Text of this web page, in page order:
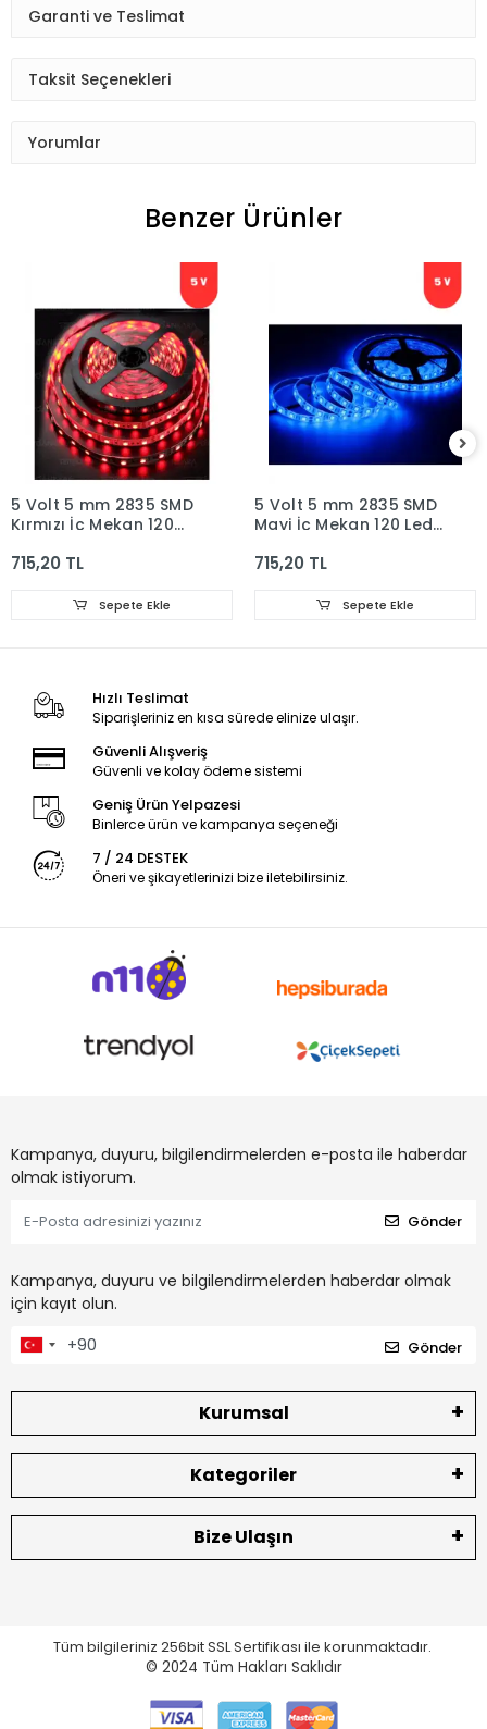
Garanti ve Teslimat
Taksit Seçenekleri
Yorumlar
Benzer Ürünler
5 Volt 5 mm 2835 SMD
Kırmızı İç Mekan 120
715,20 TL
Sepete Ekle
5 Volt 5 mm 2835 SMD
Mavi İç Mekan 120 Ledli
715,20 TL
Sepete Ekle
Hızlı Teslimat
Siparişleriniz en kısa sürede elinize ulaşır.
Güvenli Alışveriş
Güvenli ve kolay ödeme sistemi
Geniş Ürün Yelpazesi
Binlerce ürün ve kampanya seçeneği
7 / 24 DESTEK
Öneri ve şikayetlerinizi bize iletebilirsiniz.
Kampanya, duyuru, bilgilendirmelerden e-posta ile haberdar
olmak istiyorum.
Gönder
Kampanya, duyuru ve bilgilendirmelerden haberdar olmak
için kayıt olun.
Gönder
Kurumsal
Kategoriler
Bize Ulaşın
Tüm bilgileriniz 256bit SSL Sertifikası ile korunmaktadır.
© 2024 Tüm Hakları Saklıdır